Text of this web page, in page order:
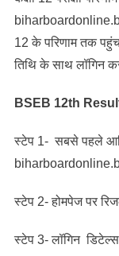
12 के परिणाम तक
तिथि के साथ लॉगिन
BSEB 12th
स्टेप 1- सबसे पहले
स्टेप 2- होमपेज पर
स्टेप 3- लॉगिन